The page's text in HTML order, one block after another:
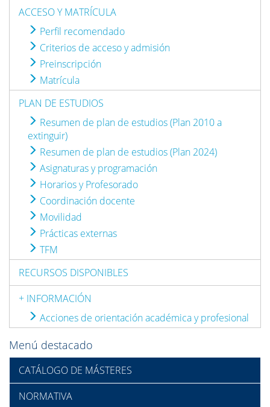
ACCESO Y MATRÍCULA
Perfil recomendado
Criterios de acceso y admisión
Preinscripción
Matrícula
PLAN DE ESTUDIOS
Resumen de plan de estudios (Plan 2010 a
extinguir)
Resumen de plan de estudios (Plan 2024)
Asignaturas y programación
Horarios y Profesorado
Coordinación docente
Movilidad
Prácticas externas
TFM
RECURSOS DISPONIBLES
+ INFORMACIÓN
Acciones de orientación académica y profesional
Menú destacado
CATÁLOGO DE MÁSTERES
NORMATIVA